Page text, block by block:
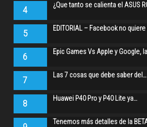
4 ¿Que tanto se calienta el ASUS
5 EDITORIAL – Facebook no
6 Epic Games Vs Apple y Google,
7 Las 7 cosas que debe saber del…
8 Huawei P40 Pro y P40 Lite ya…
Tenemos más detalles de la